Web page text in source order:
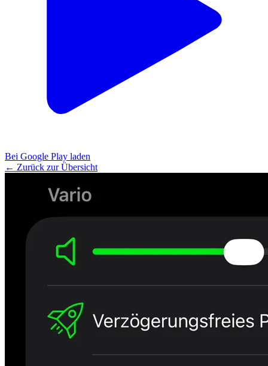
Bei Google Play laden
← Zurück zur Übersicht